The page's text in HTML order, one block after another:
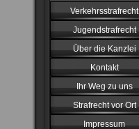
Verkehrsstrafrecht
Jugendstrafrecht
Über die Kanzlei
Kontakt
Ihr Weg zu uns
Strafrecht vor Ort
Impressum